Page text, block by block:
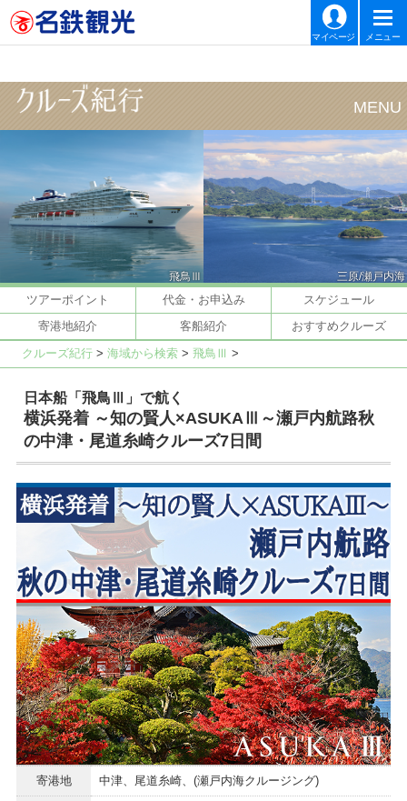
マイページ メニュー
飛鳥Ⅲ 三原/瀬戸内海
ツアーポイント 代金・お申込み
スケジュール
寄港地紹介
客船紹介 おすすめクルーズ
クルーズ紀行> 海域から検索> 飛鳥Ⅲ >
日本船「飛鳥Ⅲ」で航く
横浜発着 ～知の賢人×ASUKAⅢ～瀬戸内航路秋
の中津・尾道糸崎クルーズ7日間
寄港地 中津、尾道糸崎、(瀬戸内海クルージング)